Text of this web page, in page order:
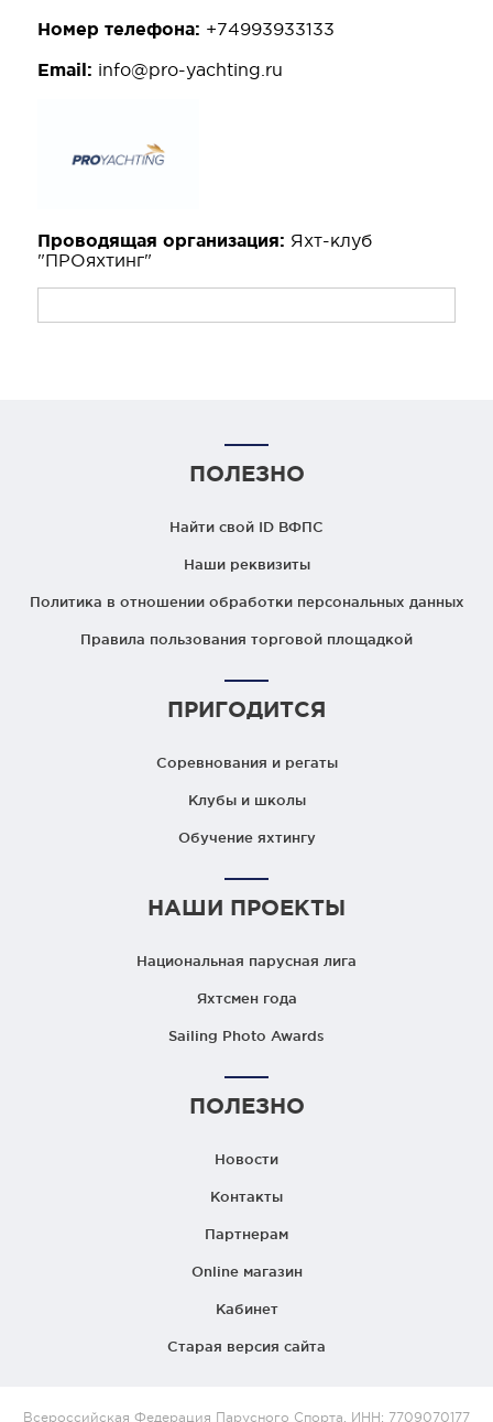
Номер телефона: +74993933133
Email: info@pro-yachting.ru
Проводящая организация: Яхт-клуб
"ПРОяхтинг"
ПОЛЕЗНО
Найти свой ID ВФПС
Наши реквизиты
Политика в отношении обработки персональных данных
Правила пользования торговой площадкой
ПРИГОДИТСЯ
Соревнования и регаты
Клубы и школы
Обучение яхтингу
НАШИ ПРОЕКТЫ
Национальная парусная лига
Яхтсмен года
Sailing Photo Awards
ПОЛЕЗНО
Новости
Контакты
Партнерам
Online магазин
Кабинет
Старая версия сайта
Всероссийская Федерация Парусного Спорта. ИНН: 7709070177